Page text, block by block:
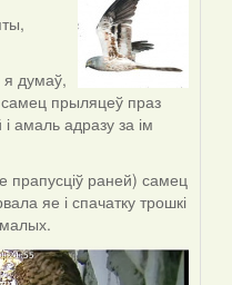
я думаў,
прыляцеў праз
і амаль адразу за ім
прапусціў раней) самец
яе і спачатку трошкі